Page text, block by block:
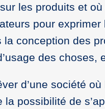
les produits et
pour
la conception des
des choses,
d’une société
la possibilité de